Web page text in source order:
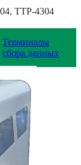
TTP-4304
Терминалы
сбора данных